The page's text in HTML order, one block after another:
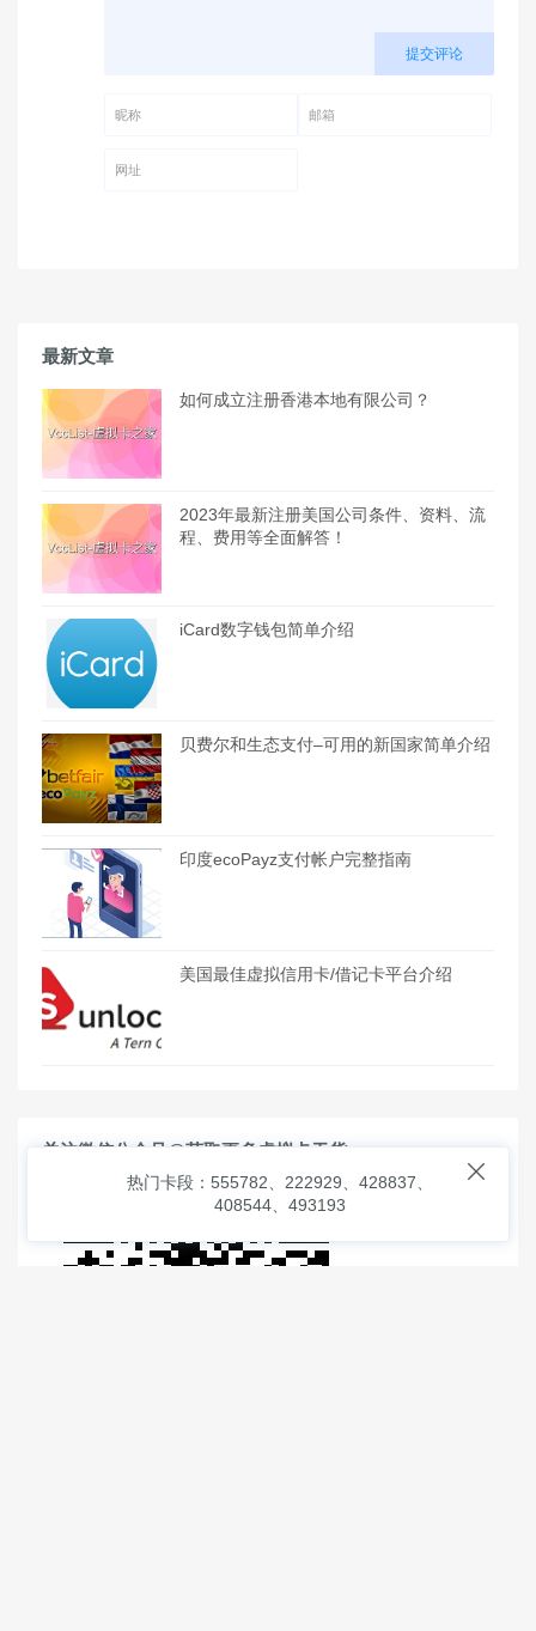
提交评论
最新文章
如何成立注册香港本地有限公司？
2023年最新注册美国公司条件、资料、流
程、费用等全面解答！
iCard数字钱包简单介绍
贝费尔和生态支付–可用的新国家简单介绍
印度ecoPayz支付帐户完整指南
美国最佳虚拟信用卡/借记卡平台介绍
关注微信公众号@获取更多虚拟卡干货

热门卡段：555782、222929、428837、
408544、493193